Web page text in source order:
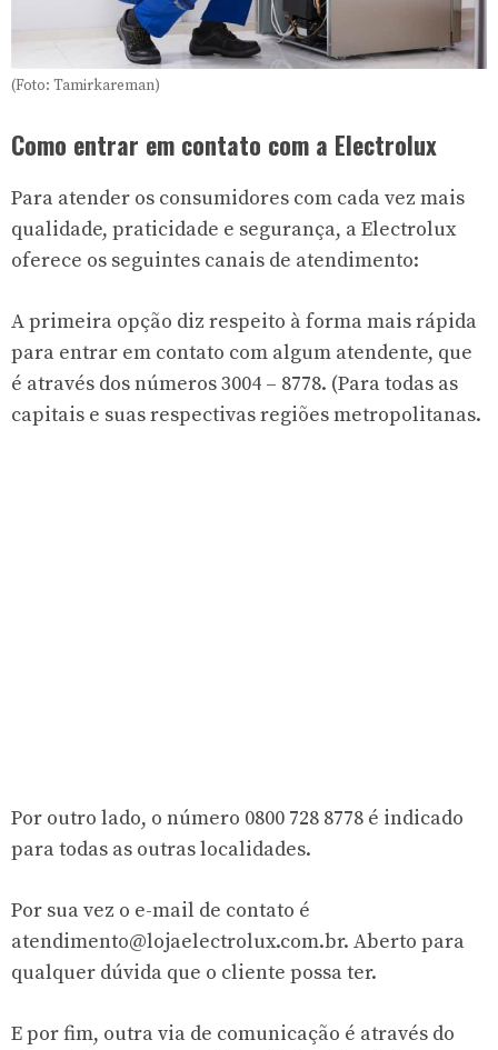
(Foto: Tamirkareman)
Como entrar em contato com a Electrolux
Para atender os consumidores com cada vez mais
qualidade, praticidade e segurança, a Electrolux
oferece os seguintes canais de atendimento:
A primeira opção diz respeito à forma mais rápida
para entrar em contato com algum atendente, que
é através dos números 3004 – 8778. (Para todas as
capitais e suas respectivas regiões metropolitanas.
Por outro lado, o número 0800 728 8778 é indicado
para todas as outras localidades.
Por sua vez o e-mail de contato é
atendimento@lojaelectrolux.com.br. Aberto para
qualquer dúvida que o cliente possa ter.
E por fim, outra via de comunicação é através do